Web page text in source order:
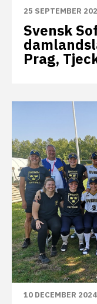
25 SEPTEMBER
Svensk
Prag,
10 DECEMBER 2024